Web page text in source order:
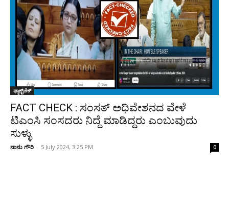
ಫ್ಯಾಕ್ಟ್‌ಚೆಕ್
FACT CHECK : ಸಂಸತ್ ಅಧಿವೇಶನದ ವೇಳೆ
ಟಿಎಂಸಿ ಸಂಸದರು ನಿದ್ದೆ ಮಾಡಿದ್ದರು ಎಂಬುವುದು
ಸುಳ್ಳು
ನಾನು ಗೌರಿ - 5 July 2024, 3:25 PM 0